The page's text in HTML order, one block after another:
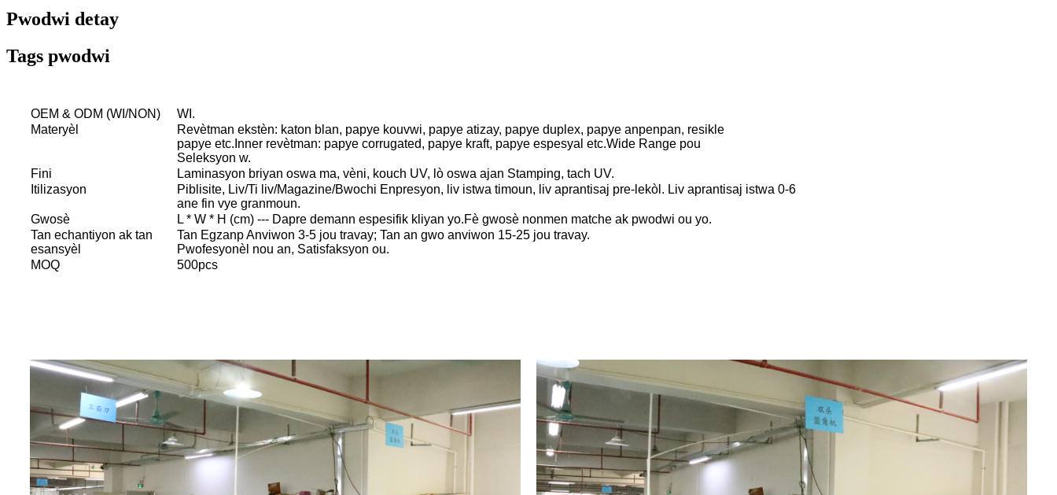
Pwodwi detay
Tags pwodwi
OEM & ODM (WI/NON)
WI.
Materyèl
Revètman ekstèn: katon blan, papye kouvwi, papye atizay, papye duplex, papye anpenpan, resikle
papye etc.Inner revètman: papye corrugated, papye kraft, papye espesyal etc.Wide Range pou
Seleksyon w.
Fini
Laminasyon briyan oswa ma, vèni, kouch UV, lò oswa ajan Stamping, tach UV.
Itilizasyon
Piblisite, Liv/Ti liv/Magazine/Bwochi Enpresyon, liv istwa timoun, liv aprantisaj pre-lekòl. Liv aprantisaj istwa 0-6
ane fin vye granmoun.
Gwosè
L * W * H (cm) --- Dapre demann espesifik kliyan yo.Fè gwosè nonmen matche ak pwodwi ou yo.
Tan echantiyon ak tan
esansyèl
Tan Egzanp Anviwon 3-5 jou travay; Tan an gwo anviwon 15-25 jou travay.
Pwofesyonèl nou an, Satisfaksyon ou.
MOQ
500pcs